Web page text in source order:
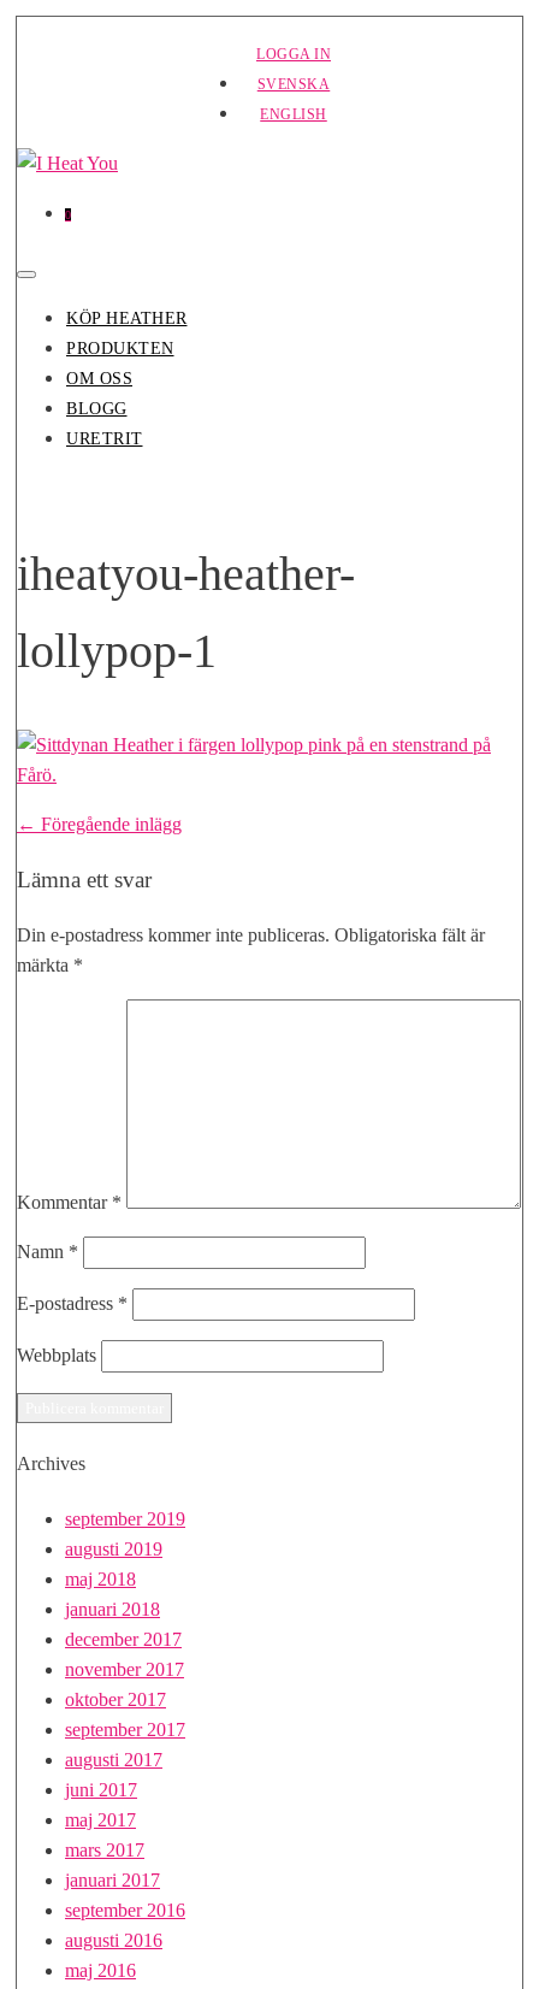
LOGGA IN
SVENSKA
ENGLISH
Varukorg
0
i
på/av
KÖP HEATHER
PRODUKTEN
OM OSS
BLOGG
URETRIT
iheatyou-heather-
lollypop-1
Inläggsnavigering
← Föregående inlägg
Lämna ett svar
Din e-postadress kommer inte publiceras. Obligatoriska fält är
märkta *
Kommentar *
Namn *
E-postadress *
Webbplats
Archives
september 2019
augusti 2019
maj 2018
januari 2018
december 2017
november 2017
oktober 2017
september 2017
augusti 2017
juni 2017
maj 2017
mars 2017
januari 2017
september 2016
augusti 2016
maj 2016